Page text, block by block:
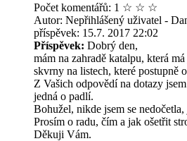
Počet komentářů: 1 ☆ ☆ ☆
Autor: Nepřihlášený uživatel -
příspěvek: 15.7. 2017 22:02
Příspěvek: Dobrý den,
mám na zahradě katalpu, která
skvrny na listech, které postupně
Z Vašich odpovědí na dotazy
jedná o padlí.
Bohužel, nikde jsem se
Prosím o radu, čím a jak ošetřit
Děkuji Vám.